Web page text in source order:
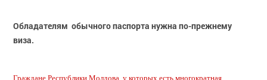
Обладателям обычного паспорта нужна по-прежнему
виза.
Граждане Республики Молдова, у которых есть многократная